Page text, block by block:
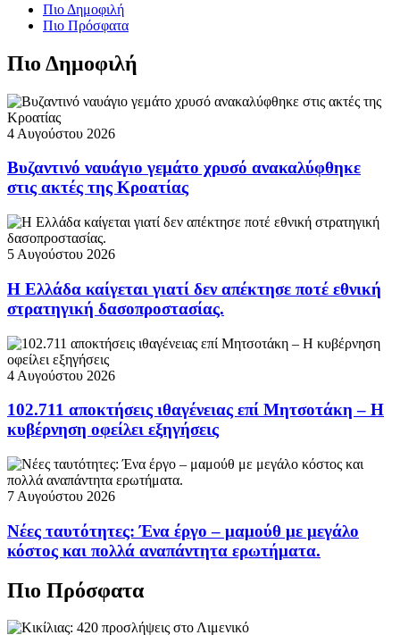
Πιο Δημοφιλή
Πιο Πρόσφατα
Πιο Δημοφιλή
4 Αυγούστου 2026
Βυζαντινό ναυάγιο γεμάτο χρυσό ανακαλύφθηκε
στις ακτές της Κροατίας
5 Αυγούστου 2026
Η Ελλάδα καίγεται γιατί δεν απέκτησε ποτέ εθνική
στρατηγική δασοπροστασίας.
4 Αυγούστου 2026
102.711 αποκτήσεις ιθαγένειας επί Μητσοτάκη – Η
κυβέρνηση οφείλει εξηγήσεις
7 Αυγούστου 2026
Νέες ταυτότητες: Ένα έργο – μαμούθ με μεγάλο
κόστος και πολλά αναπάντητα ερωτήματα.
Πιο Πρόσφατα